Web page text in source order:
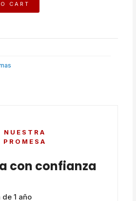
CART
NUESTRA
PROMESA
con confianza
1 año